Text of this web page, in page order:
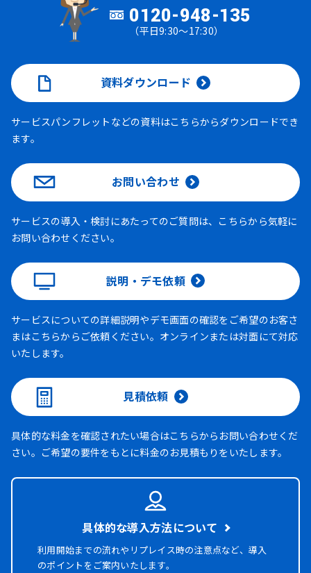
0120-948-135
（平日9:30～17:30）
資料ダウンロード
サービスパンフレットなどの資料はこちらからダウンロードでき
ます。
お問い合わせ
サービスの導入・検討にあたってのご質問は、こちらから気軽に
お問い合わせください。
説明・デモ依頼
サービスについての詳細説明やデモ画面の確認をご希望のお客さ
まはこちらからご依頼ください。オンラインまたは対面にて対応
いたします。
見積依頼
具体的な料金を確認されたい場合はこちらからお問い合わせくだ
さい。ご希望の要件をもとに料金のお見積もりをいたします。
具体的な導入方法について
利用開始までの流れやリプレイス時の注意点など、導入
のポイントをご案内いたします。